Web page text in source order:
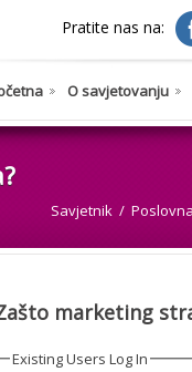
Pratite nas na:
O savjetovanju
Savjetnik
marketing
Existing Users Log In